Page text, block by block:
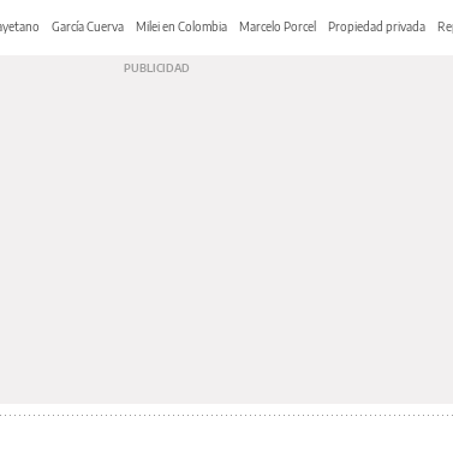
García Cuerva Milei en Colombia Marcelo Porcel Propiedad privada